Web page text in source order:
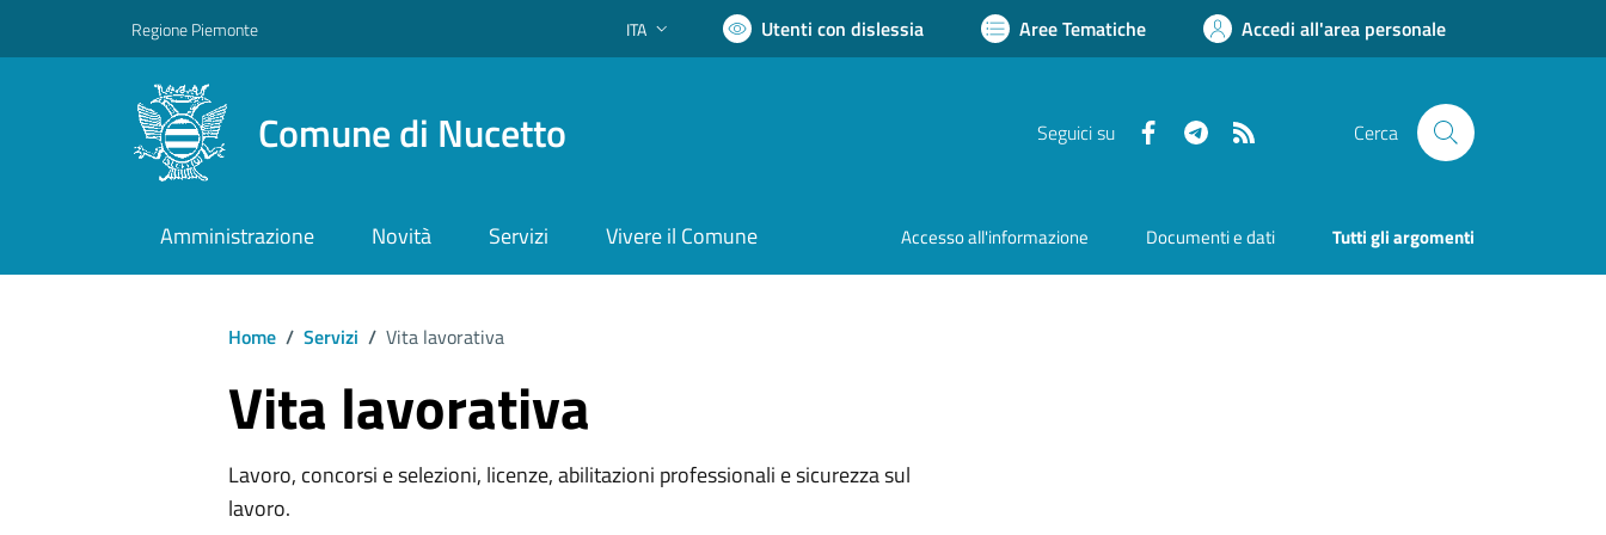
Regione Piemonte Lingua attiva:
ITA Utenti con dislessia Aree Tematiche Accedi all'area personale
Comune di Nucetto Seguici su FacebookTelegram Cerca
Amministrazione Novità Servizi Vivere il Comune Accesso all'informazione Documenti e dati Tutti gli argomenti
Home / Servizi / Vita lavorativa
Vita lavorativa
Lavoro, concorsi e selezioni, licenze, abilitazioni professionali e sicurezza sul
lavoro.